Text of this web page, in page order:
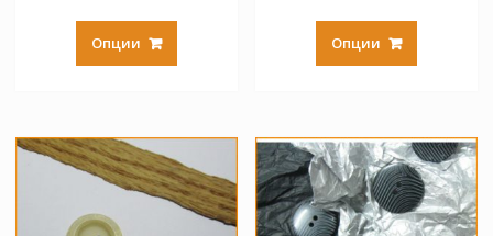
Опции
This
has
The
options
may
be
Опции
This
has
The
options
may
be